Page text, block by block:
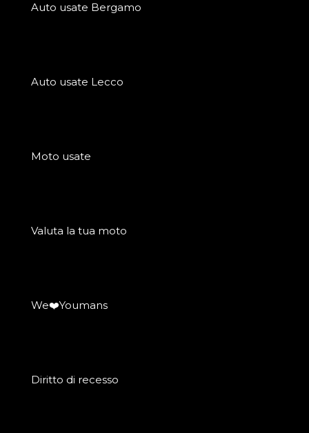
Auto usate Bergamo
Auto usate Lecco
Moto usate
Valuta la tua moto
We❤️Youmans
Diritto di recesso